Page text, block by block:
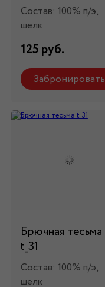
Состав: 100% п/э,
шелк
125 руб.
Забронировать
Брючная тесьма
t_31
Состав: 100% п/э,
шелк